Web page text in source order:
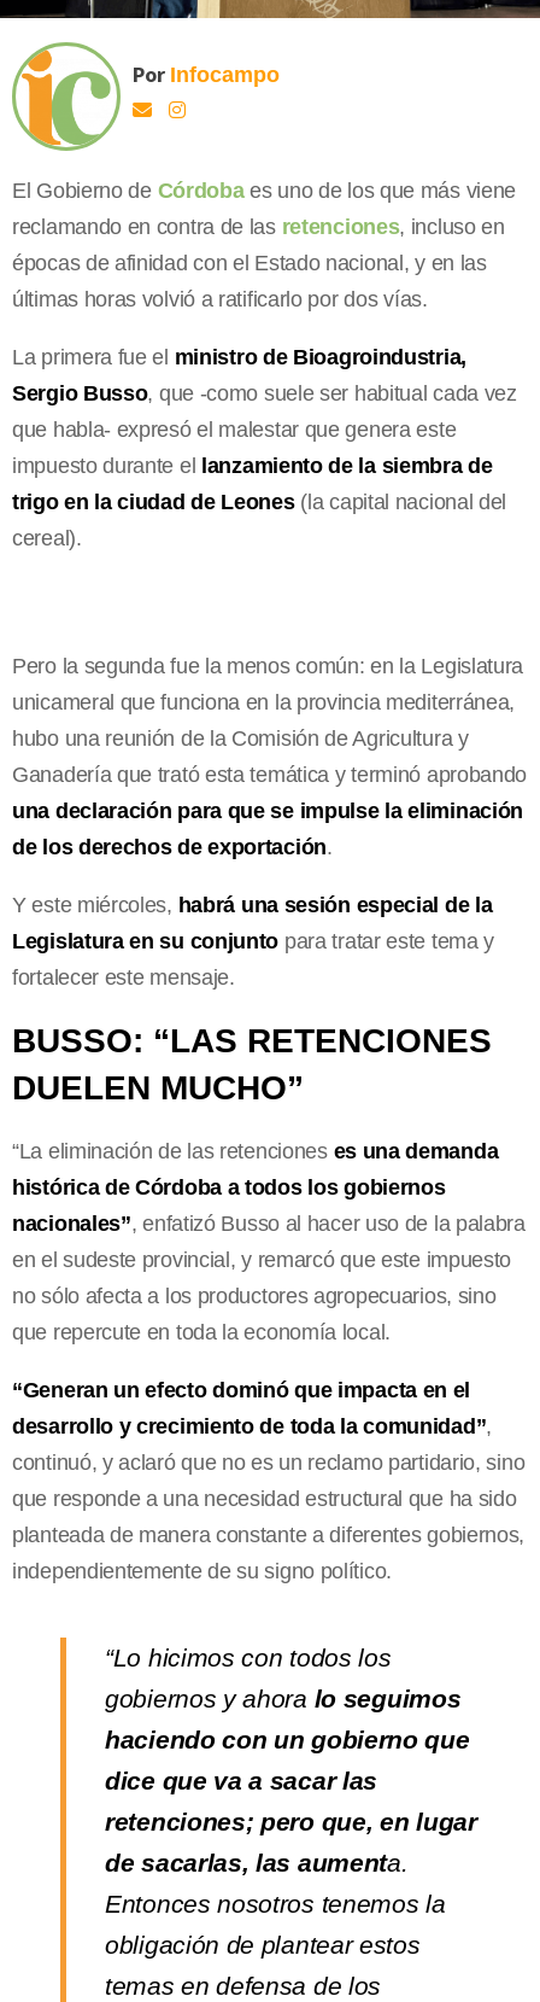
Por Infocampo
El Gobierno de Córdobaes uno de los que más viene
reclamando en contra de las retenciones, incluso en
épocas de afinidad con el Estado nacional, y en las
últimas horas volvió a ratificarlo por dos vías.
La primera fue el ministro de Bioagroindustria,
Sergio Busso, que -como suele ser habitual cada vez
que habla- expresó el malestar que genera este
impuesto durante el
lanzamiento de la siembra de
trigo en la ciudad de Leones(la capital nacional del
cereal).
Pero la segunda fue la menos común: en la Legislatura
unicameral que funciona en la provincia mediterránea,
hubo una reunión de la Comisión de Agricultura y
Ganadería que trató esta temática y terminó aprobando
una declaración para que se impulse la eliminación
de los derechos de exportación.
Y este miércoles, habrá una sesión especial de la
Legislatura en su conjunto para tratar este tema y
fortalecer este mensaje.
BUSSO: “LAS RETENCIONES
DUELEN MUCHO”
“La eliminación de las retenciones es una demanda
histórica de Córdoba a todos los gobiernos
nacionales”, enfatizó Busso al hacer uso de la palabra
en el sudeste provincial, y remarcó que este impuesto
no sólo afecta a los productores agropecuarios, sino
que repercute en toda la economía local.
“Generan un efecto dominó que impacta en el
desarrollo y crecimiento de toda la comunidad”,
continuó, y aclaró que no es un reclamo partidario, sino
que responde a una necesidad estructural que ha sido
planteada de manera constante a diferentes gobiernos,
independientemente de su signo político.
“Lo hicimos con todos los
gobiernos y ahora lo seguimos
haciendo con un gobierno que
dice que va a sacar las
retenciones; pero que, en lugar
de sacarlas, las aumenta.
Entonces nosotros tenemos la
obligación de plantear estos
temas en defensa de los